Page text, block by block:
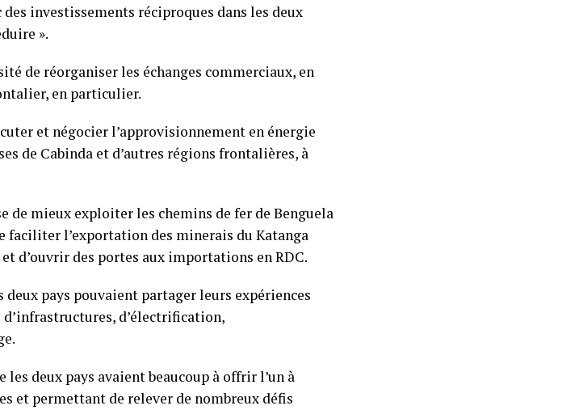
investissements réciproques dans les deux
».
de réorganiser les échanges commerciaux, en
en particulier.
et négocier l’approvisionnement en énergie
de Cabinda et d’autres régions frontalières, à
de mieux exploiter les chemins de fer de Benguela
faciliter l’exportation des minerais du Katanga
d’ouvrir des portes aux importations en RDC.
deux pays pouvaient partager leurs expériences
d’électrification,
deux pays avaient beaucoup à offrir l’un à
et permettant de relever de nombreux défis